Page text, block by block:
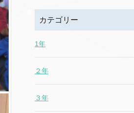
カテゴリー
1年
２年
３年